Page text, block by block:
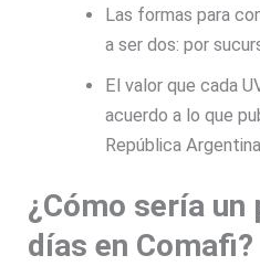
Las formas para
a ser dos: por
El valor que cada
acuerdo a lo que
República Argentina.
¿Cómo sería un
días en Comafi?